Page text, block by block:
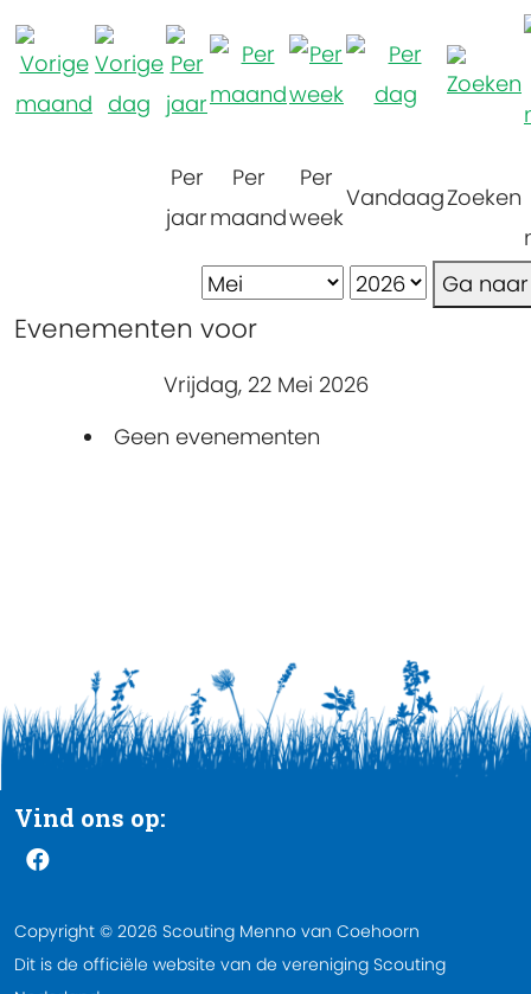
Per
jaar
Per
maand
Per
week
VandaagZoeken
Ga
Evenementen voor
Vrijdag, 22 Mei 2026
Geen evenementen
Vind ons op:
Copyright © 2026 Scouting Menno van Coehoorn
Dit is de officiële website van de vereniging Scouting